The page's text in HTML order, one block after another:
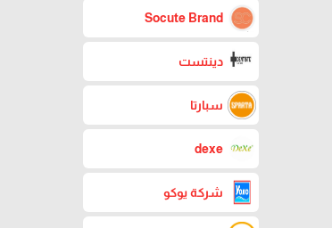
Socute Brand
دينتست
سبارتا
dexe
شركة يوكو